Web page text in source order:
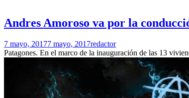
Andres Amoroso va por la
7 mayo, 20177 mayo, 2017redactor
Patagones. En el marco de la inauguración de las 13